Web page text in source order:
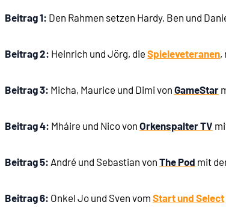
01:34:36 10) Alliteration am Arsch über Alien
01:45:46 Gunnar und Chris sagen Danke!
Beitrag 1: Den Rahmen setzen Hardy, Ben und
Beitrag 2: Heinrich und Jörg, die Spieleveteranen,
Beitrag 3: Micha, Maurice und Dimi von GameStar
Beitrag 4: Mháire und Nico von Orkenspalter TV
Beitrag 5: André und Sebastian von The Pod mit
Beitrag 6: Onkel Jo und Sven vom Start und Select